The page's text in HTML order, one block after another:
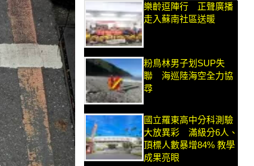
樂齡逗陣行 正聲廣播
走入蘇南社區送暖
粉鳥林男子划SUP失
聯 海巡陸海空全力協
尋
國立羅東高中分科測驗
大放異彩 滿級分6人、
頂標人數暴增84% 教學
成果亮眼